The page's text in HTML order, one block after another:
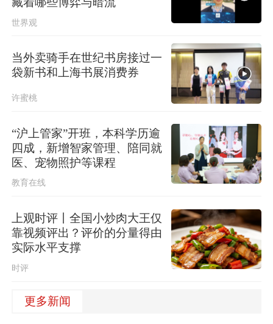
世界观
当外卖骑手在世纪书房接过一
袋新书和上海书展消费券
许蜜桃
“沪上管家”开班，本科学历逾
四成，新增智家管理、陪同就
医、宠物照护等课程
教育在线
上观时评丨全国小炒肉大王仅
靠视频评出？评价的分量得由
实际水平支撑
时评
更多新闻